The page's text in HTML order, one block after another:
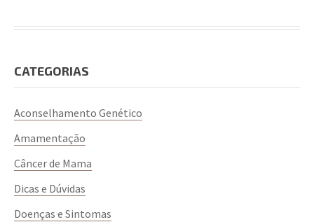
CATEGORIAS
Aconselhamento Genético
Amamentação
Câncer de Mama
Dicas e Dúvidas
Doenças e Sintomas